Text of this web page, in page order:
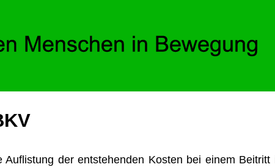
Auflistung der entstehenden Kosten bei einem Beitritt